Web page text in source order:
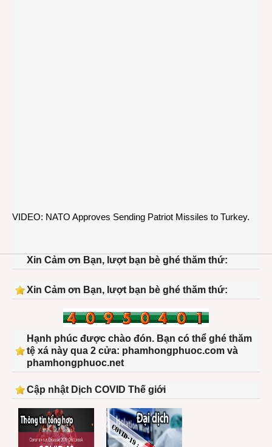
VIDEO: NATO Approves Sending Patriot Missiles to Turkey.
Xin Cảm ơn Bạn, lượt bạn bè ghé thăm thứ:
Xin Cảm ơn Bạn, lượt bạn bè ghé thăm thứ:
Hạnh phúc được chào đón. Bạn có thể ghé thăm
tệ xá này qua 2 cửa: phamhongphuoc.com và
phamhongphuoc.net
Cập nhật Dịch COVID Thế giới